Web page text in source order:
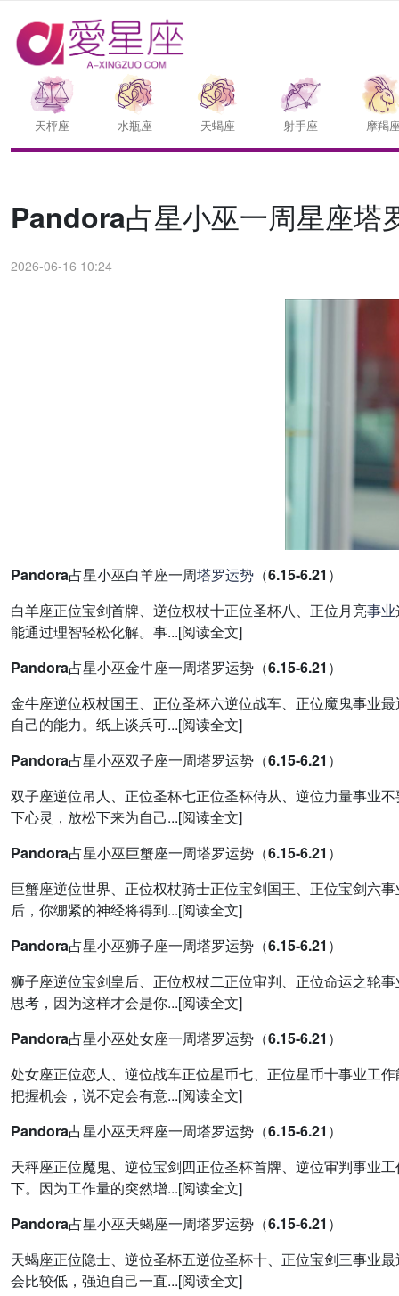
天枰座 水瓶座 天蝎座 射手座 摩羯
Pandora占星小巫一周星座塔
2026-06-16 10:24
Pandora占星小巫白羊座一周塔罗运势 （6.15-6.21）
白羊座正位宝剑首牌、逆位权杖十正位圣杯八、正位月亮事业
能通过理智轻松化解。事...[阅读全文]
Pandora占星小巫金牛座一周塔罗运势（6.15-6.21）
金牛座逆位权杖国王、正位圣杯六逆位战车、正位魔鬼事业
自己的能力。纸上谈兵可...[阅读全文]
Pandora占星小巫双子座一周塔罗运势（6.15-6.21）
双子座逆位吊人、正位圣杯七正位圣杯侍从、逆位力量事业
下心灵，放松下来为自己...[阅读全文]
Pandora占星小巫巨蟹座一周塔罗运势（6.15-6.21）
巨蟹座逆位世界、正位权杖骑士正位宝剑国王、正位宝剑六
后，你绷紧的神经将得到...[阅读全文]
Pandora占星小巫狮子座一周塔罗运势（6.15-6.21）
狮子座逆位宝剑皇后、正位权杖二正位审判、正位命运之轮
思考，因为这样才会是你...[阅读全文]
Pandora占星小巫处女座一周塔罗运势（6.15-6.21）
处女座正位恋人、逆位战车正位星币七、正位星币十事业工
把握机会，说不定会有意...[阅读全文]
Pandora占星小巫天秤座一周塔罗运势（6.15-6.21）
天秤座正位魔鬼、逆位宝剑四正位圣杯首牌、逆位审判事业
下。因为工作量的突然增...[阅读全文]
Pandora占星小巫天蝎座一周塔罗运势（6.15-6.21）
天蝎座正位隐士、逆位圣杯五逆位圣杯十、正位宝剑三事业
会比较低，强迫自己一直...[阅读全文]